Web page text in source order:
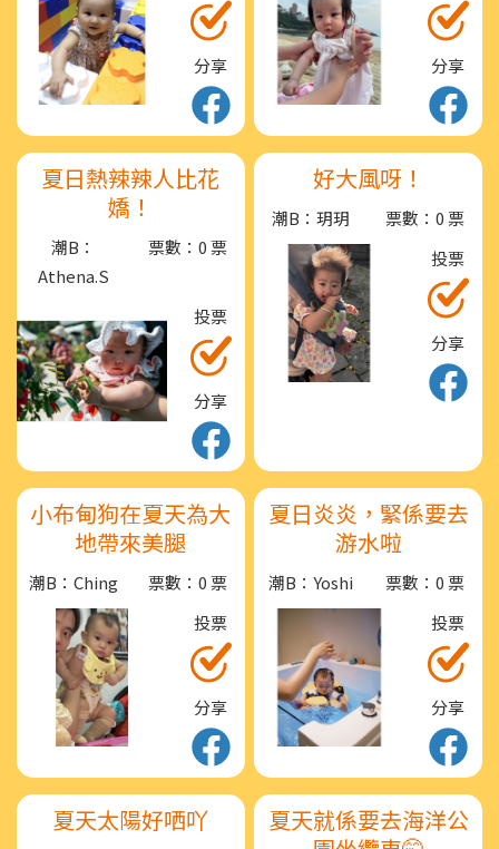
分享 分享
夏日熱辣辣人比花
嬌！
潮B：
Athena.S
票數：0 票
投票
分享
好大風呀！
潮B：玥玥
票數：0 票
投票
分享
小布甸狗在夏天為大
地帶來美腿
潮B：Ching
票數：0 票
投票
分享
夏日炎炎，緊係要去
游水啦
潮B：Yoshi
票數：0 票
投票
分享
夏天太陽好哂吖
夏天就係要去海洋公